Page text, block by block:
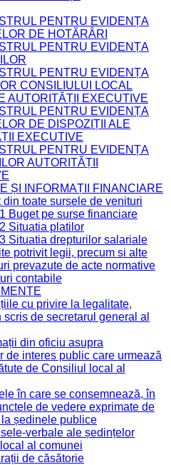
PENTRU EVIDENȚA
DE HOTĂRÂRI
PENTRU EVIDENȚA
PENTRU EVIDENȚA
CONSILIULUI LOCAL
AUTORITĂȚII EXECUTIVE
PENTRU EVIDENȚA
DE DISPOZIȚII ALE
EXECUTIVE
PENTRU EVIDENȚA
AUTORITĂȚII
ȘI INFORMAȚII FINANCIARE
din toate sursele de venituri
Buget pe surse financiare
Situatia platilor
Situatia drepturilor salariale
potrivit legii, precum si alte
prevazute de acte normative
contabile
cu privire la legalitate,
scris de secretarul general al
din oficiu asupra
de interes public care urmează
de Consiliul local al
în care se consemnează, în
de vedere exprimate de
ședinele publice
verbale ale ședințelor
al comunei
de căsătorie